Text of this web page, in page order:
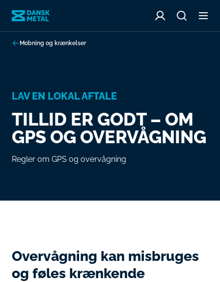
Mobning og krænkelser
LAV EN LOKAL AFTALE
TILLID ER GODT – OM
GPS OG OVERVÅGNING
Regler om GPS og overvågning
Overvågning kan misbruges
og føles krænkende